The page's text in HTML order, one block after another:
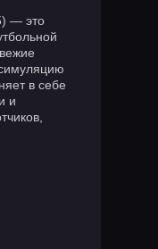
— это
в себе
и